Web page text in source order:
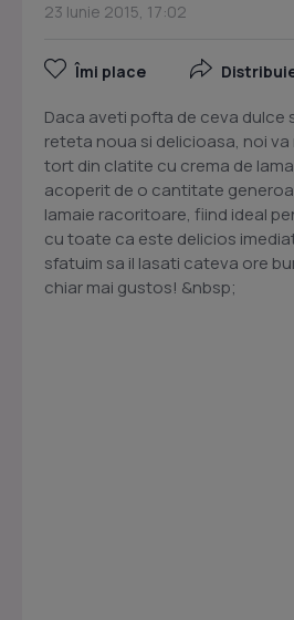
23 Iunie 2015, 17:02
Îmi place
Daca aveti pofta de ceva dulce
reteta noua si delicioasa, noi
tort din clatite cu crema de
acoperit de o cantitate
lamaie racoritoare, fiind ideal
cu toate ca este delicios
sfatuim sa il lasati cateva ore
chiar mai gustos! &nbsp;